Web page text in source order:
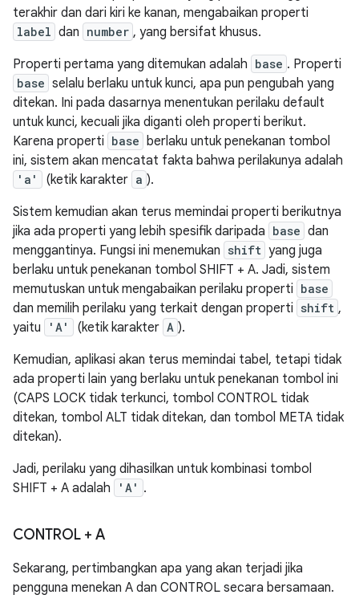
terakhir dan dari kiri ke kanan, mengabaikan properti
label dan number , yang bersifat khusus.
Properti pertama yang ditemukan adalah base . Properti
base selalu berlaku untuk kunci, apa pun pengubah yang
ditekan. Ini pada dasarnya menentukan perilaku default
untuk kunci, kecuali jika diganti oleh properti berikut.
Karena properti base berlaku untuk penekanan tombol
ini, sistem akan mencatat fakta bahwa perilakunya adalah
'a' (ketik karakter a ).
Sistem kemudian akan terus memindai properti berikutnya
jika ada properti yang lebih spesifik daripada base dan
menggantinya. Fungsi ini menemukan shift yang juga
berlaku untuk penekanan tombol SHIFT + A. Jadi, sistem
memutuskan untuk mengabaikan perilaku properti base
dan memilih perilaku yang terkait dengan properti shift ,
yaitu
'A' (ketik karakter A ).
Kemudian, aplikasi akan terus memindai tabel, tetapi tidak
ada properti lain yang berlaku untuk penekanan tombol ini
(CAPS LOCK tidak terkunci, tombol CONTROL tidak
ditekan, tombol ALT tidak ditekan, dan tombol META tidak
ditekan).
Jadi, perilaku yang dihasilkan untuk kombinasi tombol
SHIFT + A adalah
'A' .
CONTROL + A
Sekarang, pertimbangkan apa yang akan terjadi jika
pengguna menekan A dan CONTROL secara bersamaan.